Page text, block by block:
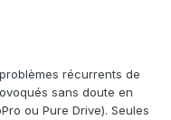
récurrents de
sans doute en
ou Pure Drive). Seules